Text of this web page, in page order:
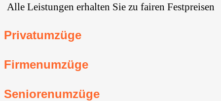
Alle Leistungen erhalten Sie zu fairen Festpreisen
Privatumzüge
Firmenumzüge
Seniorenumzüge